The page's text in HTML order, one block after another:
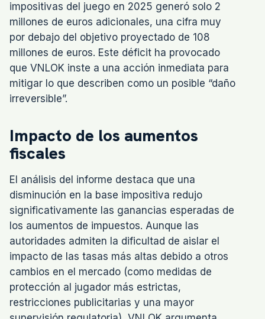
impositivas del juego en 2025 generó solo 2
millones de euros adicionales, una cifra muy
por debajo del objetivo proyectado de 108
millones de euros. Este déficit ha provocado
que VNLOK inste a una acción inmediata para
mitigar lo que describen como un posible “daño
irreversible”.
Impacto de los aumentos
fiscales
El análisis del informe destaca que una
disminución en la base impositiva redujo
significativamente las ganancias esperadas de
los aumentos de impuestos. Aunque las
autoridades admiten la dificultad de aislar el
impacto de las tasas más altas debido a otros
cambios en el mercado (como medidas de
protección al jugador más estrictas,
restricciones publicitarias y una mayor